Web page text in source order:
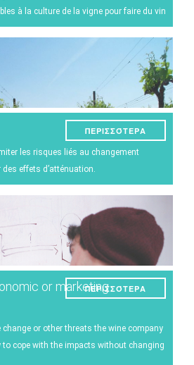
à la culture de la vigne pour faire du vin
les risques liés au changement
effets d’atténuation.
ΠΕΡΙΣΣΌΤΕΡΑ
or marketing
or other threats the wine company
to cope with the impacts without changing
ΠΕΡΙΣΣΌΤΕΡΑ